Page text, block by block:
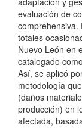
evaluación de
comprehensiva.
totales
Nuevo León en
catalogado
Así, se aplicó
metodología
(daños
producción) en
afectada,